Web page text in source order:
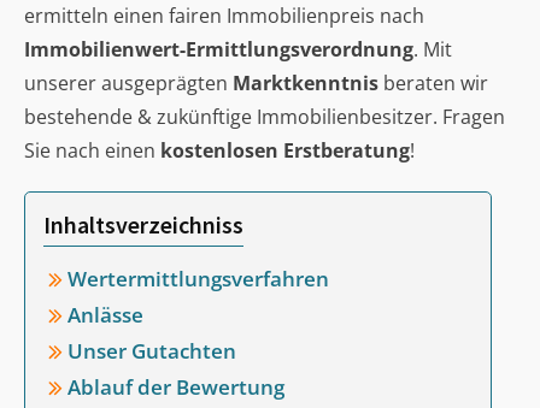
ermitteln einen fairen Immobilienpreis nach
Immobilienwert-Ermittlungsverordnung. Mit
unserer ausgeprägten Marktkenntnis beraten wir
bestehende & zukünftige Immobilienbesitzer. Fragen
Sie nach einen kostenlosen Erstberatung!
Inhaltsverzeichniss
Wertermittlungsverfahren
Anlässe
Unser Gutachten
Ablauf der Bewertung